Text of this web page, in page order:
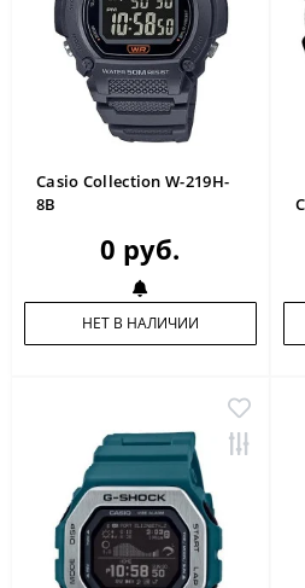
Casio Collection W-219H-
8B
0 руб.
НЕТ В НАЛИЧИИ